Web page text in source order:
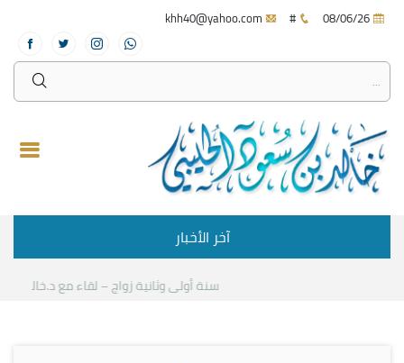
#
آخر الأخبار
سنة أولى وثانية زواج – لقاء مع د.خالد الحليبي